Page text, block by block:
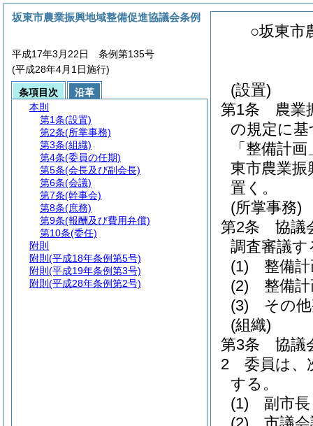
○坂東市
(設置)
第1条
農業
の規定に
「整備計
東市農業振
置く。
(所掌事務)
第2条
協議
調査審議す
(1)
整備
(2)
整備
(3)
その
(組織)
第3条
協議
2
委員は、
する。
(1)
副市長
坂東市農業振興地域整備促進協議会条例
平成17年3月22日 条例第135号
(平成28年4月1日施行)
条項目次
沿革
本則
第1条(設置)
第2条(所掌事務)
第3条(組織)
第4条(委員の任期)
第5条(会長及び副会長)
第6条(会議)
第7条(幹事会)
第8条(庶務)
第9条(報酬及び費用弁償)
第10条(委任)
附則
附則 (平成18年条例第5号)
附則 (平成19年条例第3号)
附則 (平成28年条例第2号)